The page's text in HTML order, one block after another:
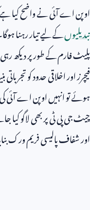
اوپن اے آئی نے واضح کیا ہے
تبدیلیوںکے لیے تیار رہنا
پلیٹ فارم کے طور پر دیکھ
فیچرز اور اخلاقی حدود کو
ہوئے تو انہیں اوپن اے
چیٹ جی پی ٹی پر بھی لاگو کیا
اور شفاف پالیسی فریم ورک